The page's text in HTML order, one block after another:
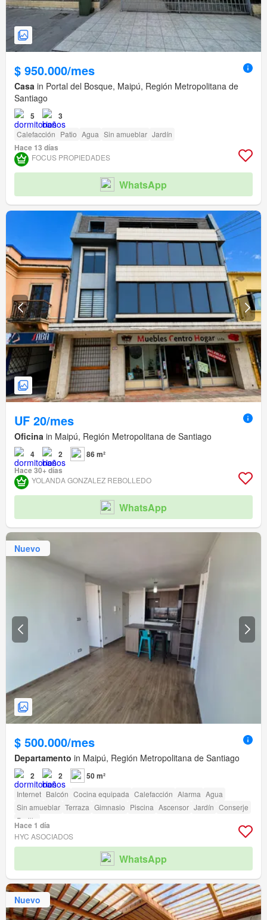
$ 950.000/mes
Casa in Portal del Bosque, Maipú, Región Metropolitana de
Santiago
5 3
Calefacción Patio Agua Sin amueblar Jardín
Hace 13 días
FOCUS PROPIEDADES
WhatsApp
UF 20/mes
Oficina in Maipú, Región Metropolitana de Santiago
4 2
86 m²
Hace 30+ días
YOLANDA GONZALEZ REBOLLEDO
WhatsApp
Nuevo
$ 500.000/mes
Departamento in Maipú, Región Metropolitana de Santiago
2 2 50 m²
Internet Balcón Cocina equipada Calefacción Alarma Agua
Sin amueblar Terraza Gimnasio Piscina Ascensor Jardín Conserje
Parilla
Hace 1 día
HYC ASOCIADOS
WhatsApp
Nuevo